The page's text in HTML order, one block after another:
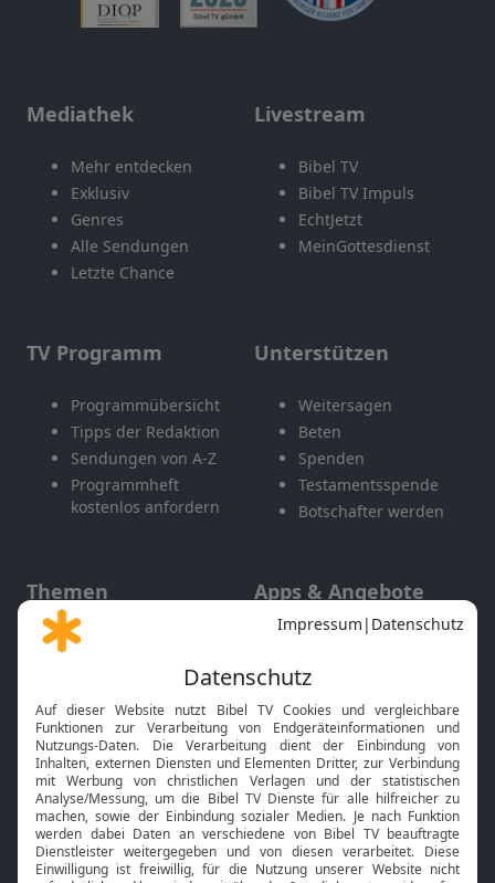
Mediathek
Mehr entdecken
Exklusiv
Genres
Alle Sendungen
Letzte Chance
Livestream
Bibel TV
Bibel TV Impuls
EchtJetzt
MeinGottesdienst
TV Programm
Programmübersicht
Tipps der Redaktion
Sendungen von A-Z
Programmheft
kostenlos anfordern
Unterstützen
Weitersagen
Beten
Spenden
Testamentsspende
Botschafter werden
Themen
Gott und Bibel erklärt
Neuigkeiten
Apps & Angebote
Mobile App
Smart TV
HbbTV
Bibelthek Online-Bibel
Nächster Gottesdienst